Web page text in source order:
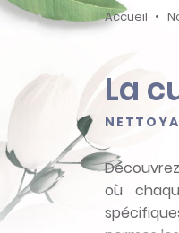
Accueil
La
où